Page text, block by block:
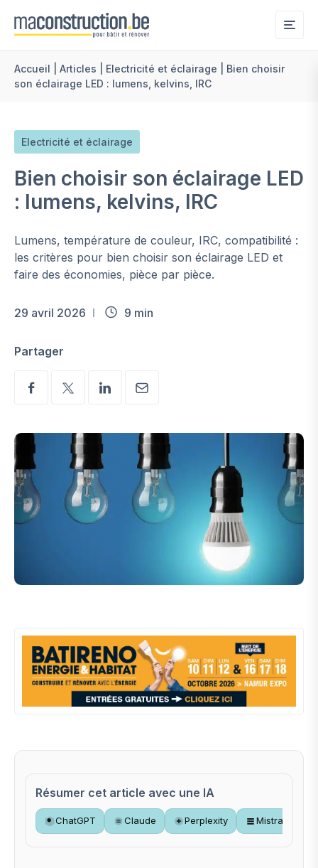
Accueil Articles Electricité et éclairage
Bien choisir
son éclairage LED : lumens, kelvins, IRC
Electricité et éclairage
Bien choisir son éclairage LED
: lumens, kelvins, IRC
Lumens, température de couleur, IRC, compatibilité :
les critères pour bien choisir son éclairage LED et
faire des économies, pièce par pièce.
29 avril 2026 9 min
Partager
Résumer cet article avec une IA
ChatGPT Claude Perplexity Mistral